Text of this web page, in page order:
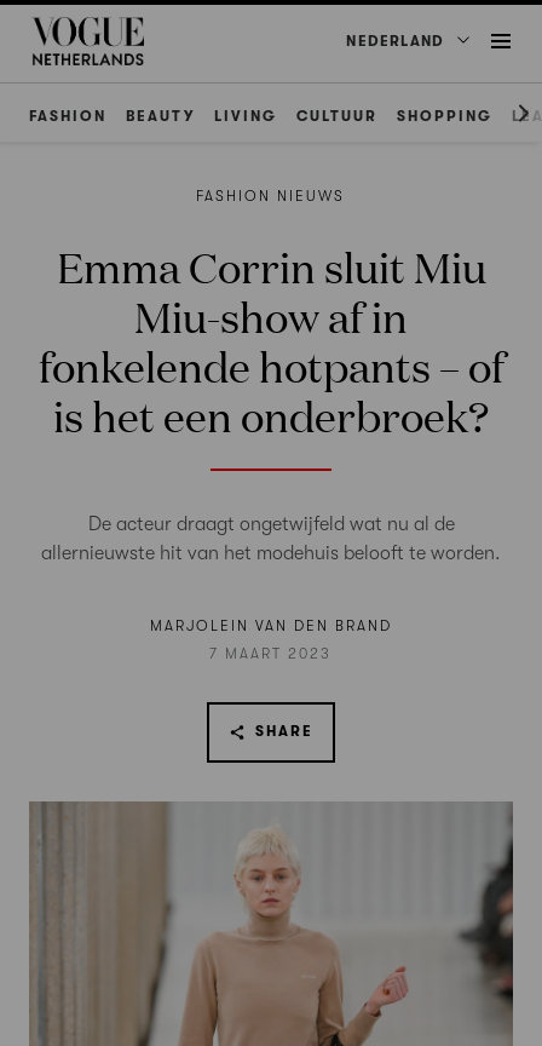
NEDERLAND
FASHION BEAUTY LIVING CULTUUR SHOPPING
FASHION NIEUWS
Emma Corrin sluit Miu
Miu-show af in
fonkelende hotpants – of
is het een onderbroek?
De acteur draagt ongetwijfeld wat nu al de
allernieuwste hit van het modehuis belooft te worden.
MARJOLEIN VAN DEN BRAND
7 MAART 2023
SHARE